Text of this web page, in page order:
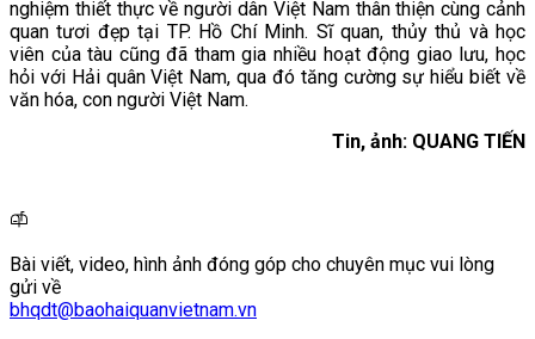
nghiệm thiết thực về người dân Việt Nam thân thiện cùng cảnh
quan tươi đẹp tại TP. Hồ Chí Minh. Sĩ quan, thủy thủ và học
viên của tàu cũng đã tham gia nhiều hoạt động giao lưu, học
hỏi với Hải quân Việt Nam, qua đó tăng cường sự hiểu biết về
văn hóa, con người Việt Nam.
Tin, ảnh: QUANG TIẾN
Bài viết, video, hình ảnh đóng góp cho chuyên mục vui lòng
gửi về
bhqdt@baohaiquanvietnam.vn